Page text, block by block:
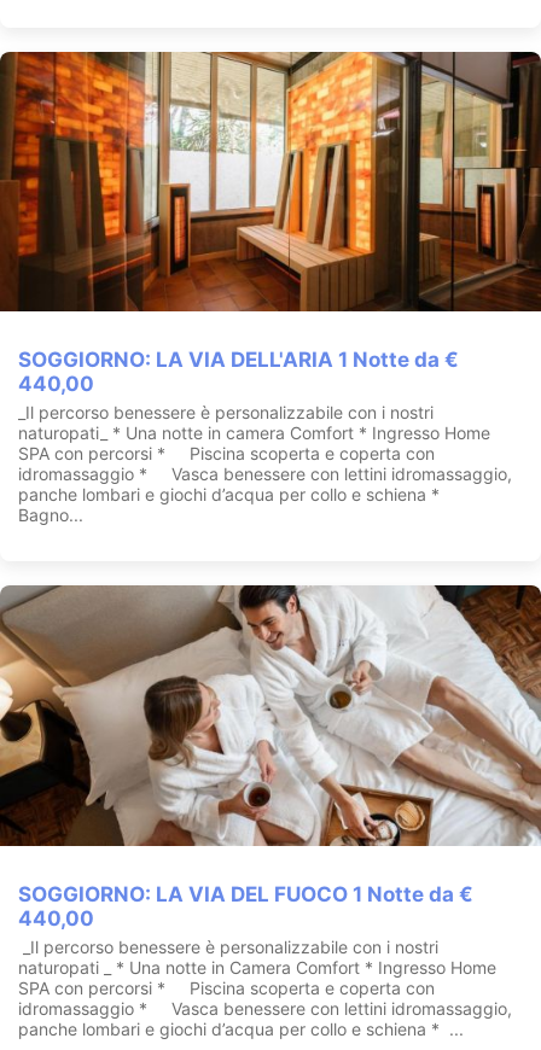
SOGGIORNO: LA VIA DELL'ARIA 1 Notte da €
440,00
_Il percorso benessere è personalizzabile con i nostri
naturopati_ * Una notte in camera Comfort * Ingresso Home
SPA con percorsi * Piscina scoperta e coperta con
idromassaggio * Vasca benessere con lettini idromassaggio,
panche lombari e giochi d’acqua per collo e schiena *
Bagno...
SOGGIORNO: LA VIA DEL FUOCO 1 Notte da €
440,00
‍ _Il percorso benessere è personalizzabile con i nostri
naturopati ‍_ * Una notte in Camera Comfort * Ingresso Home
SPA con percorsi * Piscina scoperta e coperta con
idromassaggio * Vasca benessere con lettini idromassaggio,
panche lombari e giochi d’acqua per collo e schiena * ...